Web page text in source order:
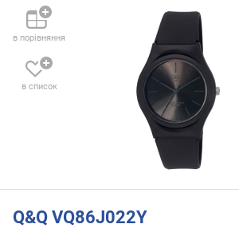
в порівняння
в список
Q&Q VQ86J022Y